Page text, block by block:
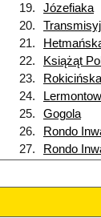
19. Józefiaka
20.
21.
22. Książąt
23.
24.
25. Gogola
26. Rondo
27.
Rondo